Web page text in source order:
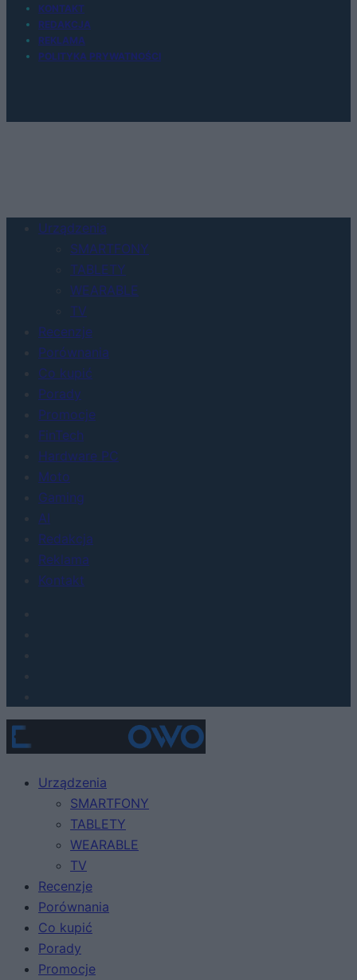
KONTAKT
REDAKCJA
REKLAMA
POLITYKA PRYWATNOŚCI
Urządzenia
SMARTFONY
TABLETY
WEARABLE
TV
Recenzje
Porównania
Co kupić
Porady
Promocje
FinTech
Hardware PC
Moto
Gaming
AI
Redakcja
Reklama
Kontakt
Urządzenia
SMARTFONY
TABLETY
WEARABLE
TV
Recenzje
Porównania
Co kupić
Porady
Promocje